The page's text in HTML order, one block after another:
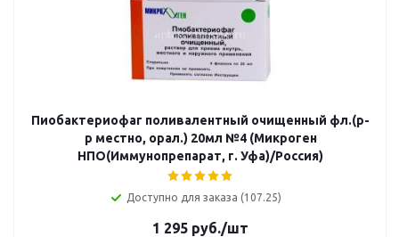
Пиобактериофаг поливалентный очищенный фл.(р-
р местно, орал.) 20мл №4 (Микроген
НПО(Иммунопрепарат, г. Уфа)/Россия)
Доступно для заказа (107.25)
1 295 руб./шт